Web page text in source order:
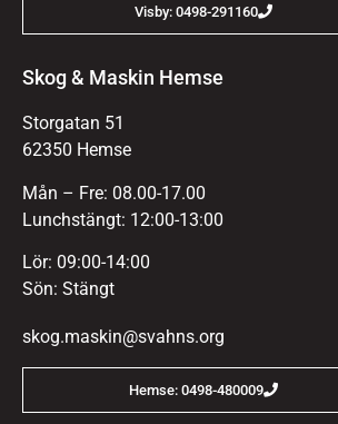
Visby: 0498-291160
Skog & Maskin Hemse
Storgatan 51
62350 Hemse
Mån – Fre: 08.00-17.00
Lunchstängt: 12:00-13:00
Lör: 09:00-14:00
Sön: Stängt
skog.maskin@svahns.org
Hemse: 0498-480009